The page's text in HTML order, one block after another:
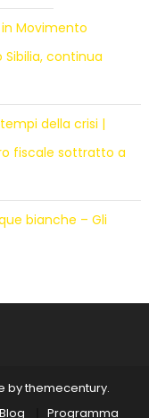
Movimento
Sibilia, continua
della crisi |
fiscale sottratto a
bianche – Gli
bythemecentury.
Blog Programma